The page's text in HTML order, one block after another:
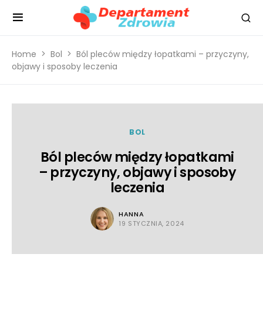
Home Bol
Ból pleców między łopatkami – przyczyny,
objawy i sposoby leczenia
BOL
Ból pleców między łopatkami
– przyczyny, objawy i sposoby
leczenia
HANNA
19 STYCZNIA, 2024